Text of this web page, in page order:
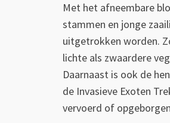
Met het afneembare
stammen en jonge
uitgetrokken worden.
lichte als zwaardere
Daarnaast is ook de
de Invasieve Exoten
vervoerd of